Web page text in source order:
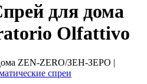
для дома
Olfattivo
ZEN-ZERO/ЗЕН-ЗЕРО |
спреи